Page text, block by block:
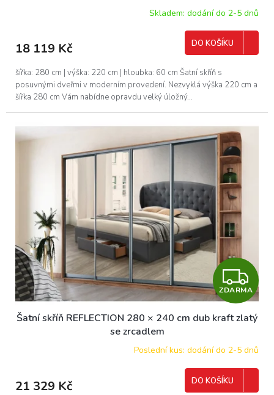
R
Skladem: dodání do 2-5 dnů
18 119 Kč DO KOŠÍKU
šířka: 280 cm | výška: 220 cm | hloubka: 60 cm Šatní skříň s
posuvnými dveřmi v moderním provedení. Nezvyklá výška 220 cm a
šířka 280 cm Vám nabídne opravdu velký úložný...
Z
D
A
R
ZDARMA
Šatní skříň REFLECTION 280 × 240 cm dub kraft zlatý
se zrcadlem
Poslední kus: dodání do 2-5 dnů
21 329 Kč DO KOŠÍKU